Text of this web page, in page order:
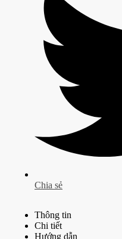
Chia sẻ
Thông tin
Chi tiết
Hướng dẫn